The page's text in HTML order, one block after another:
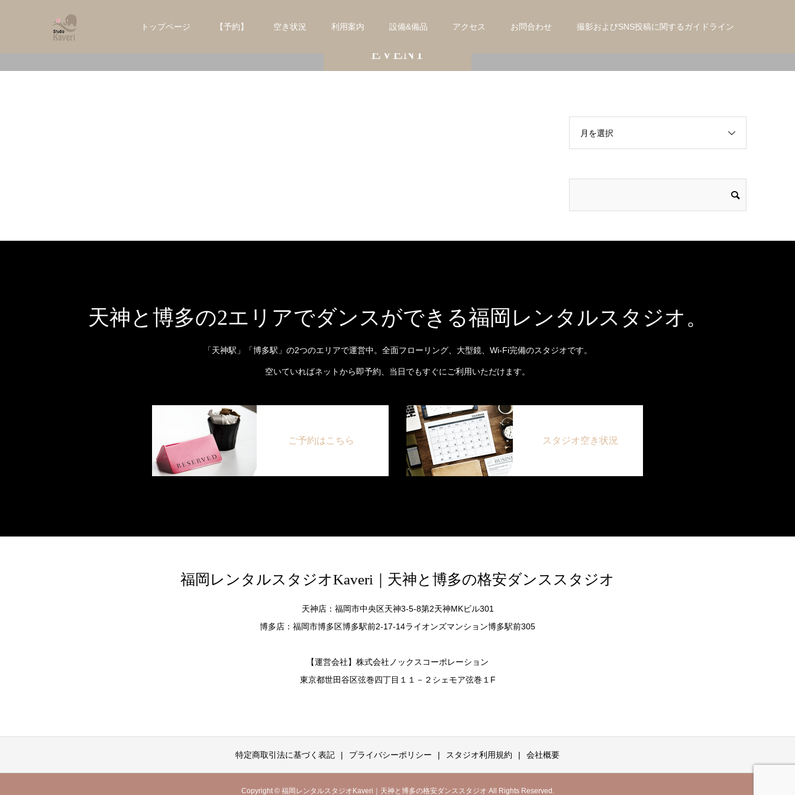
トップページ 【予約】 空き状況 利用案内 設備&備品 アクセス お問合わせ 撮影およびSNS投稿に関するガイドライン
EVENT
ここに 説明 を入力 しま す。
月を選択
天神と博多の2エリアでダンスができる福岡レンタルスタジオ。
「天神駅」「博多駅」の2つのエリアで運営中。全面フローリング、大型鏡、Wi-Fi完備のスタジオです。
空いていればネットから即予約、当日でもすぐにご利用いただけます。
ご予約はこちら スタジオ空き状況
福岡レンタルスタジオKaveri｜天神と博多の格安ダンススタジオ
天神店：福岡市中央区天神3-5-8第2天神MKビル301
博多店：福岡市博多区博多駅前2-17-14ライオンズマンション博多駅前305
【運営会社】株式会社ノックスコーポレーション
東京都世田谷区弦巻四丁目１１－２シェモア弦巻１F
特定商取引法に基づく表記 プライバシーポリシー スタジオ利用規約 会社概要
Copyright © 福岡レンタルスタジオKaveri｜天神と博多の格安ダンススタジオ All Rights Reserved.